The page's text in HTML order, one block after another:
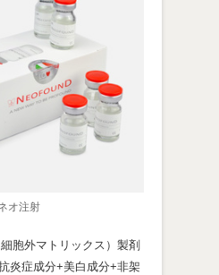
オ注射
胞外マトリックス）製剤
炎症成分+美白成分+非架